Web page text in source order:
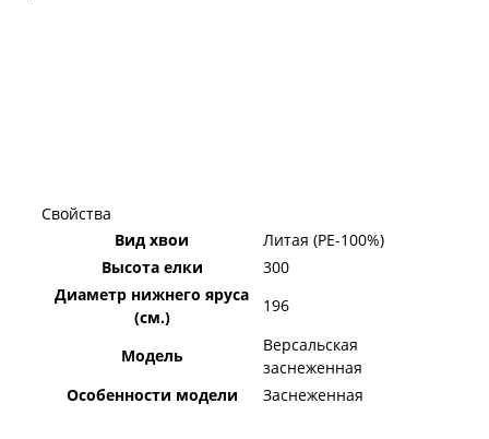
Свойства
Вид хвои
Литая (PE-100%)
Высота елки
300
Диаметр нижнего яруса
(см.)
196
Модель
Версальская
заснеженная
Особенности модели
Заснеженная